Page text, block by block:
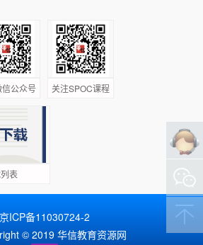
公众号 关注SPOC课程
表
京ICP备11030724-2
© 2019 华信教育资源网